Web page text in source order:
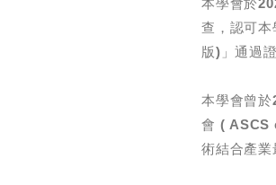
查，認可本
版)」通過
本學會曾
會 ( ASCS
術結合產業